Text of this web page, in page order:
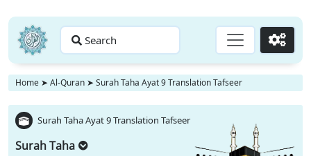
Search Go
Home ➤ Al-Quran ➤ Surah Taha Ayat 9 Translation Tafseer
Surah Taha Ayat 9 Translation Tafseer
Surah Taha